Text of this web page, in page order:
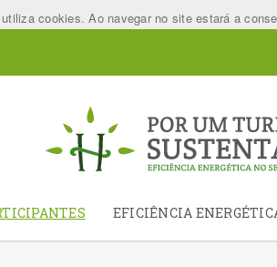
cookies. Ao navegar no site estará a
EFICIÊNCIA